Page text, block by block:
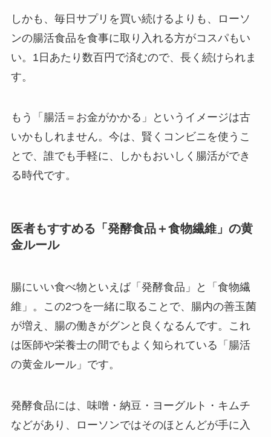
しかも、毎日サプリを買い続けるよりも、ローソ
ンの腸活食品を食事に取り入れる方がコスパもい
い。1日あたり数百円で済むので、長く続けられま
す。
もう「腸活＝お金がかかる」というイメージは古
いかもしれません。今は、賢くコンビニを使うこ
とで、誰でも手軽に、しかもおいしく腸活ができ
る時代です。
医者もすすめる「発酵食品＋食物繊維」の黄
金ルール
腸にいい食べ物といえば「発酵食品」と「食物繊
維」。この2つを一緒に取ることで、腸内の善玉菌
が増え、腸の働きがグンと良くなるんです。これ
は医師や栄養士の間でもよく知られている「腸活
の黄金ルール」です。
発酵食品には、味噌・納豆・ヨーグルト・キムチ
などがあり、ローソンではそのほとんどが手に入